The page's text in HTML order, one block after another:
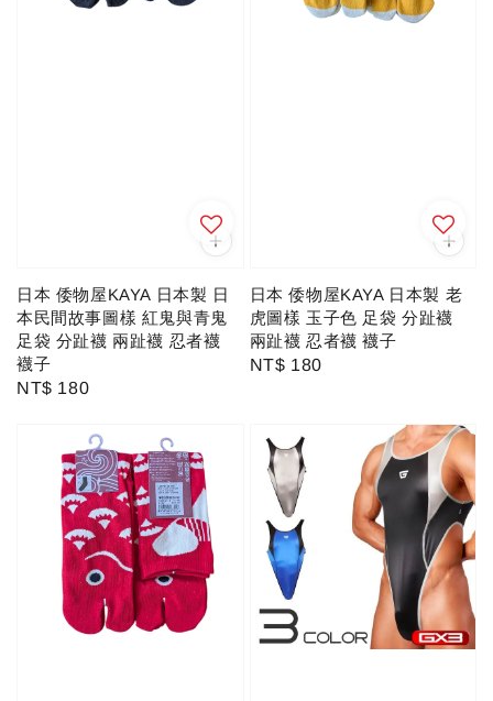
日本 倭物屋KAYA 日本製 日
本民間故事圖樣 紅鬼與青鬼
足袋 分趾襪 兩趾襪 忍者襪
襪子
Regular
NT$ 180
日本 倭物屋KAYA 日本製 老
虎圖樣 玉子色 足袋 分趾襪
兩趾襪 忍者襪 襪子
Regular
NT$ 180